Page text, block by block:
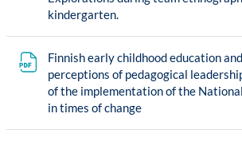
kindergarten.
Finnish early childhood education
perceptions of pedagogical
of the implementation of the
in times of change